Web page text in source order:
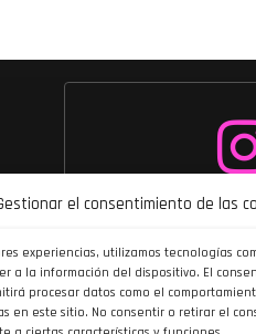
el consentimiento de las
experiencias, utilizamos tecnologías
a la información del dispositivo. El
procesar datos como el
en este sitio. No consentir o retirar el